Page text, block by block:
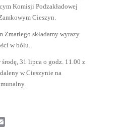
Komisji Podzakładowej
Cieszyn.
składamy wyrazy
w bólu.
31 lipca o godz. 11.00 z
w Cieszynie na